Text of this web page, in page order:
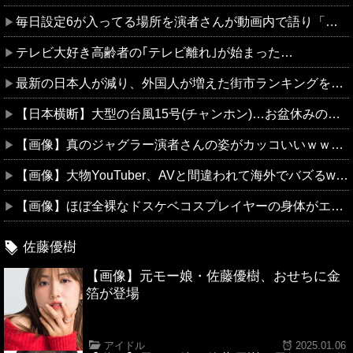
毎日設定6が入ってる場所を演者さんが動画内で語り「常連から嫌われる行為では？」と物議
テレビ大好き高齢者の｢テレビ離れ｣が始まった…
最新の日本人が減り、外国人が増えた街市ランキングをご覧下さい→5位川口市、4位京都市、ではトップ3は❓
【日本横断】大型の台風15号(チャンホン)…お盆休みの天気に影響するおそれ
【画像】真のジャグラー演者さんの姿がカッコいいｗｗｗｗｗ
【画像】大物YouTuber、AVと間違われて海外でバズるwww
【画像】ほぼ全裸なドスケベコスプレイヤーの身体がエ●すぎるｗｗｗ
佐藤優樹
【画像】元モー娘・佐藤優樹、おせちに金
箔が登場
アイドル 2025.01.06